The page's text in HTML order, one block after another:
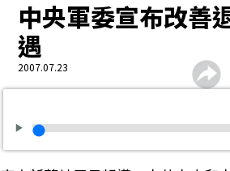
中央軍委宣布改善
遇
2007.07.23